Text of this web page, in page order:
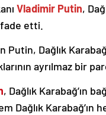
Vladimir Putin,
etti.
Putin, Dağlık
ayrılmaz bir
, Dağlık Karabağ’ın
Dağlık